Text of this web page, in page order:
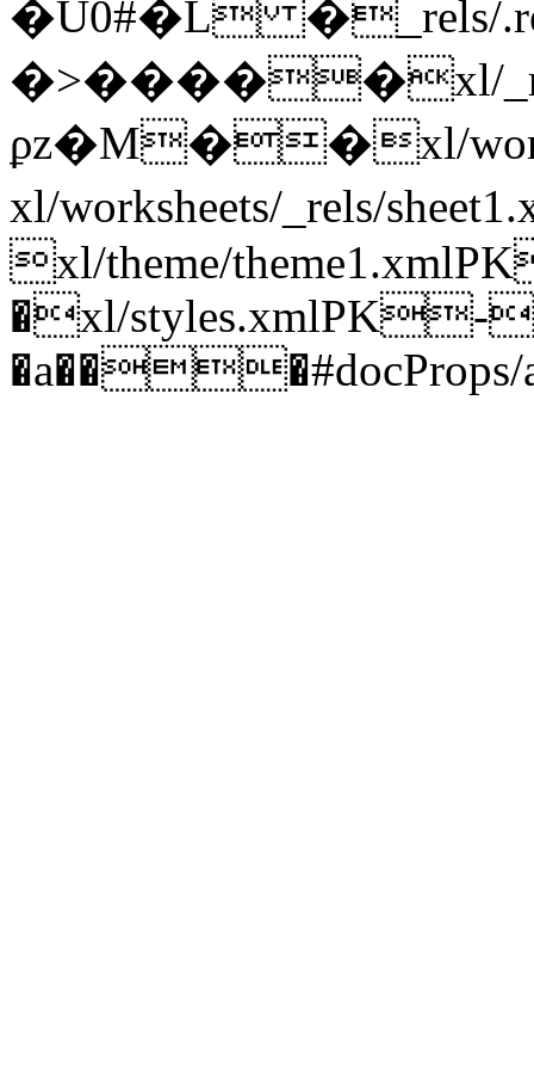
�U0#�L �_rels/
�>�����xl/
ϼz�M��xl/
xl/worksheets/_rels/
xl/theme/
�xl/styles.xmlPK-